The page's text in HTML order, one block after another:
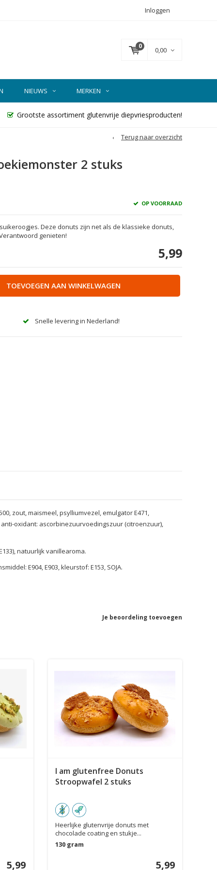
Inloggen
0 0,00
NIEUWS MERKEN
Grootste assortiment glutenvrije diepvriesproducten!
Terug naar overzicht
2 stuks
OP VOORRAAD
Deze donuts zijn net als de klassieke donuts,
genieten!
5,99
TOEVOEGEN AAN WINKELWAGEN
Snelle levering in Nederland!
zout, maismeel, psylliumvezel, emulgator E471,
oxidant: ascorbinezuurvoedingszuur (citroenzuur),
natuurlijk vanillearoma.
E904, E903, kleurstof: E153, SOJA.
Je beoordeling toevoegen
5,99
I am glutenfree Donuts
Stroopwafel 2 stuks
Heerlijke glutenvrije donuts met
chocolade coating en stukje...
130 gram
5,99